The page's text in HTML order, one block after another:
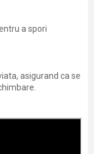
a spori
asigurand ca se